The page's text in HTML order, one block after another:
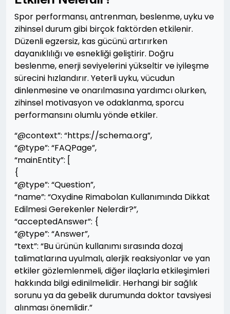
Spor performansı, antrenman, beslenme, uyku ve
zihinsel durum gibi birçok faktörden etkilenir.
Düzenli egzersiz, kas gücünü artırırken
dayanıklılığı ve esnekliği geliştirir. Doğru
beslenme, enerji seviyelerini yükseltir ve iyileşme
sürecini hızlandırır. Yeterli uyku, vücudun
dinlenmesine ve onarılmasına yardımcı olurken,
zihinsel motivasyon ve odaklanma, sporcu
performansını olumlu yönde etkiler.
“@context”: “https://schema.org”,
“@type”: “FAQPage”,
“mainEntity”: [
{
“@type”: “Question”,
“name”: “Oxydine Rimabolan Kullanımında Dikkat
Edilmesi Gerekenler Nelerdir?”,
“acceptedAnswer”: {
“@type”: “Answer”,
“text”: “Bu ürünün kullanımı sırasında dozaj
talimatlarına uyulmalı, alerjik reaksiyonlar ve yan
etkiler gözlemlenmeli, diğer ilaçlarla etkileşimleri
hakkında bilgi edinilmelidir. Herhangi bir sağlık
sorunu ya da gebelik durumunda doktor tavsiyesi
alınması önemlidir.”